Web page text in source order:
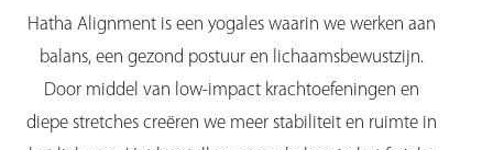
Hatha Alignment is een yogales waarin we werken aan
balans, een gezond postuur en lichaamsbewustzijn.
Door middel van low-impact krachtoefeningen en
diepe stretches creëren we meer stabiliteit en ruimte in